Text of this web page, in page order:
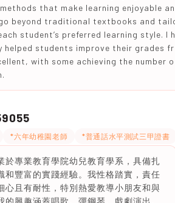
that make learning enjoyable
beyond traditional textbooks and
student’s preferred learning style. I
helped students improve their grades
with some achieving the number
*六年幼稚園老師 *普通話水平測試三甲證書
於專業教育學院幼兒教育學系，具備扎
和豐富的實踐經驗。我性格踏實，責任
心且有耐性，特別熱愛教導小朋友和與
的興趣涵蓋唱歌、彈鋼琴、戲劇演出、